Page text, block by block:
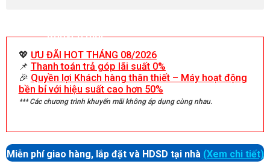
Khuyến mãi
💖 ƯU ĐÃI HOT THÁNG 08/2026
📌 Thanh toán trả góp lãi suất 0%
🎉 Quyền lợi Khách hàng thân thiết – Máy hoạt động
bền bỉ với hiệu suất cao hơn 50%
*** Các chương trình khuyến mãi không áp dụng cùng nhau.
Miễn phí giao hàng, lắp đặt và HDSD tại nhà (Xem chi tiết)